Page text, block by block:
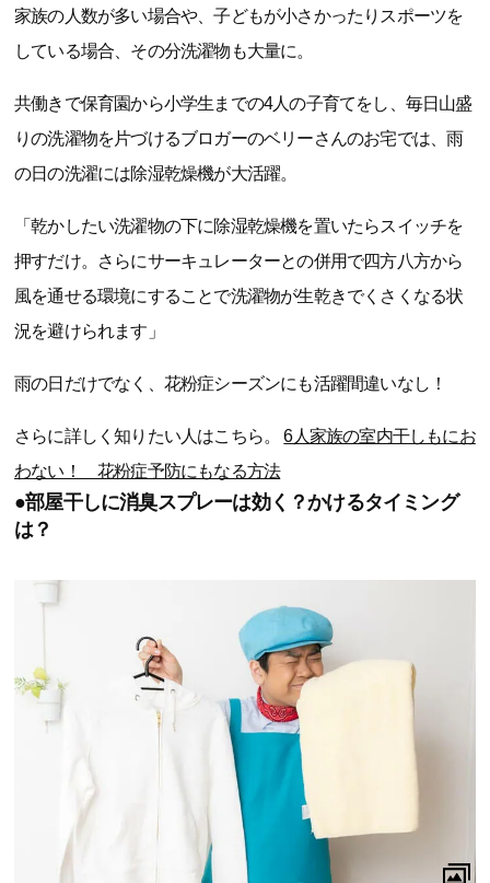
家族の人数が多い場合や、子どもが小さかったりスポーツを
している場合、その分洗濯物も大量に。
共働きで保育園から小学生までの4人の子育てをし、毎日山盛
りの洗濯物を片づけるブロガーのベリーさんのお宅では、雨
の日の洗濯には除湿乾燥機が大活躍。
「乾かしたい洗濯物の下に除湿乾燥機を置いたらスイッチを
押すだけ。さらにサーキュレーターとの併用で四方八方から
風を通せる環境にすることで洗濯物が生乾きでくさくなる状
況を避けられます」
雨の日だけでなく、花粉症シーズンにも活躍間違いなし！
さらに詳しく知りたい人はこちら。6人家族の室内干しもにお
わない！ 花粉症予防にもなる方法
●部屋干しに消臭スプレーは効く？かけるタイミング
は？